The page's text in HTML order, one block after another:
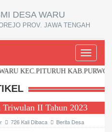
DESA WARU
PROV. JAWA TENGAH
Toggle
KAB.PURWOREJO
Triwulan II Tahun 2023
726 Kali Dibaca Berita Desa